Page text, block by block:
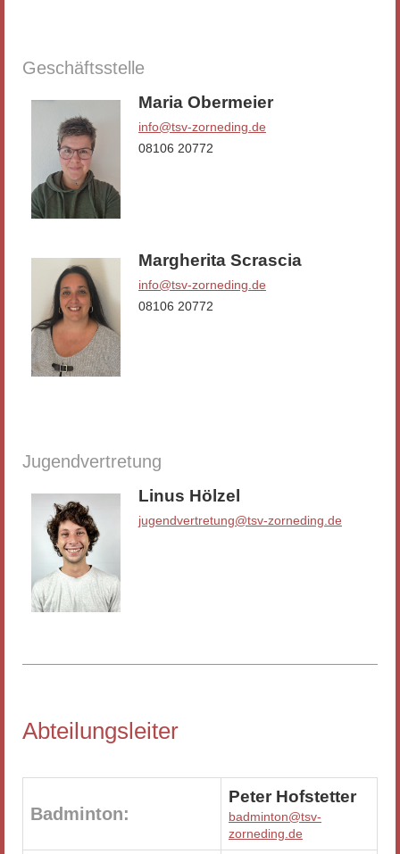
Geschäftsstelle
Maria Obermeier
info@tsv-zorneding.de
08106 20772
Margherita Scrascia
info@tsv-zorneding.de
08106 20772
Jugendvertretung
Linus Hölzel
jugendvertretung@tsv-zorneding.de
Abteilungsleiter
Badminton:
Peter Hofstetter
badminton@tsv-
zorneding.de